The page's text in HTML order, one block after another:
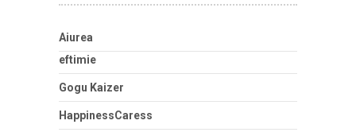
Aiurea
eftimie
Gogu Kaizer
HappinessCaress